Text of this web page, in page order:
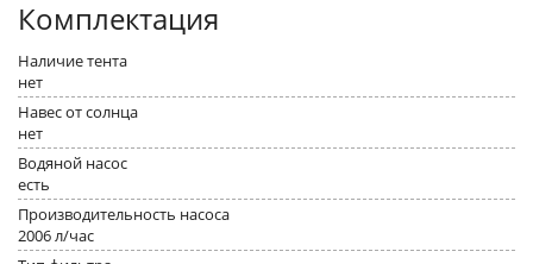
Комплектация
Наличие тента
нет
Навес от солнца
нет
Водяной насос
есть
Производительность насоса
2006 л/час